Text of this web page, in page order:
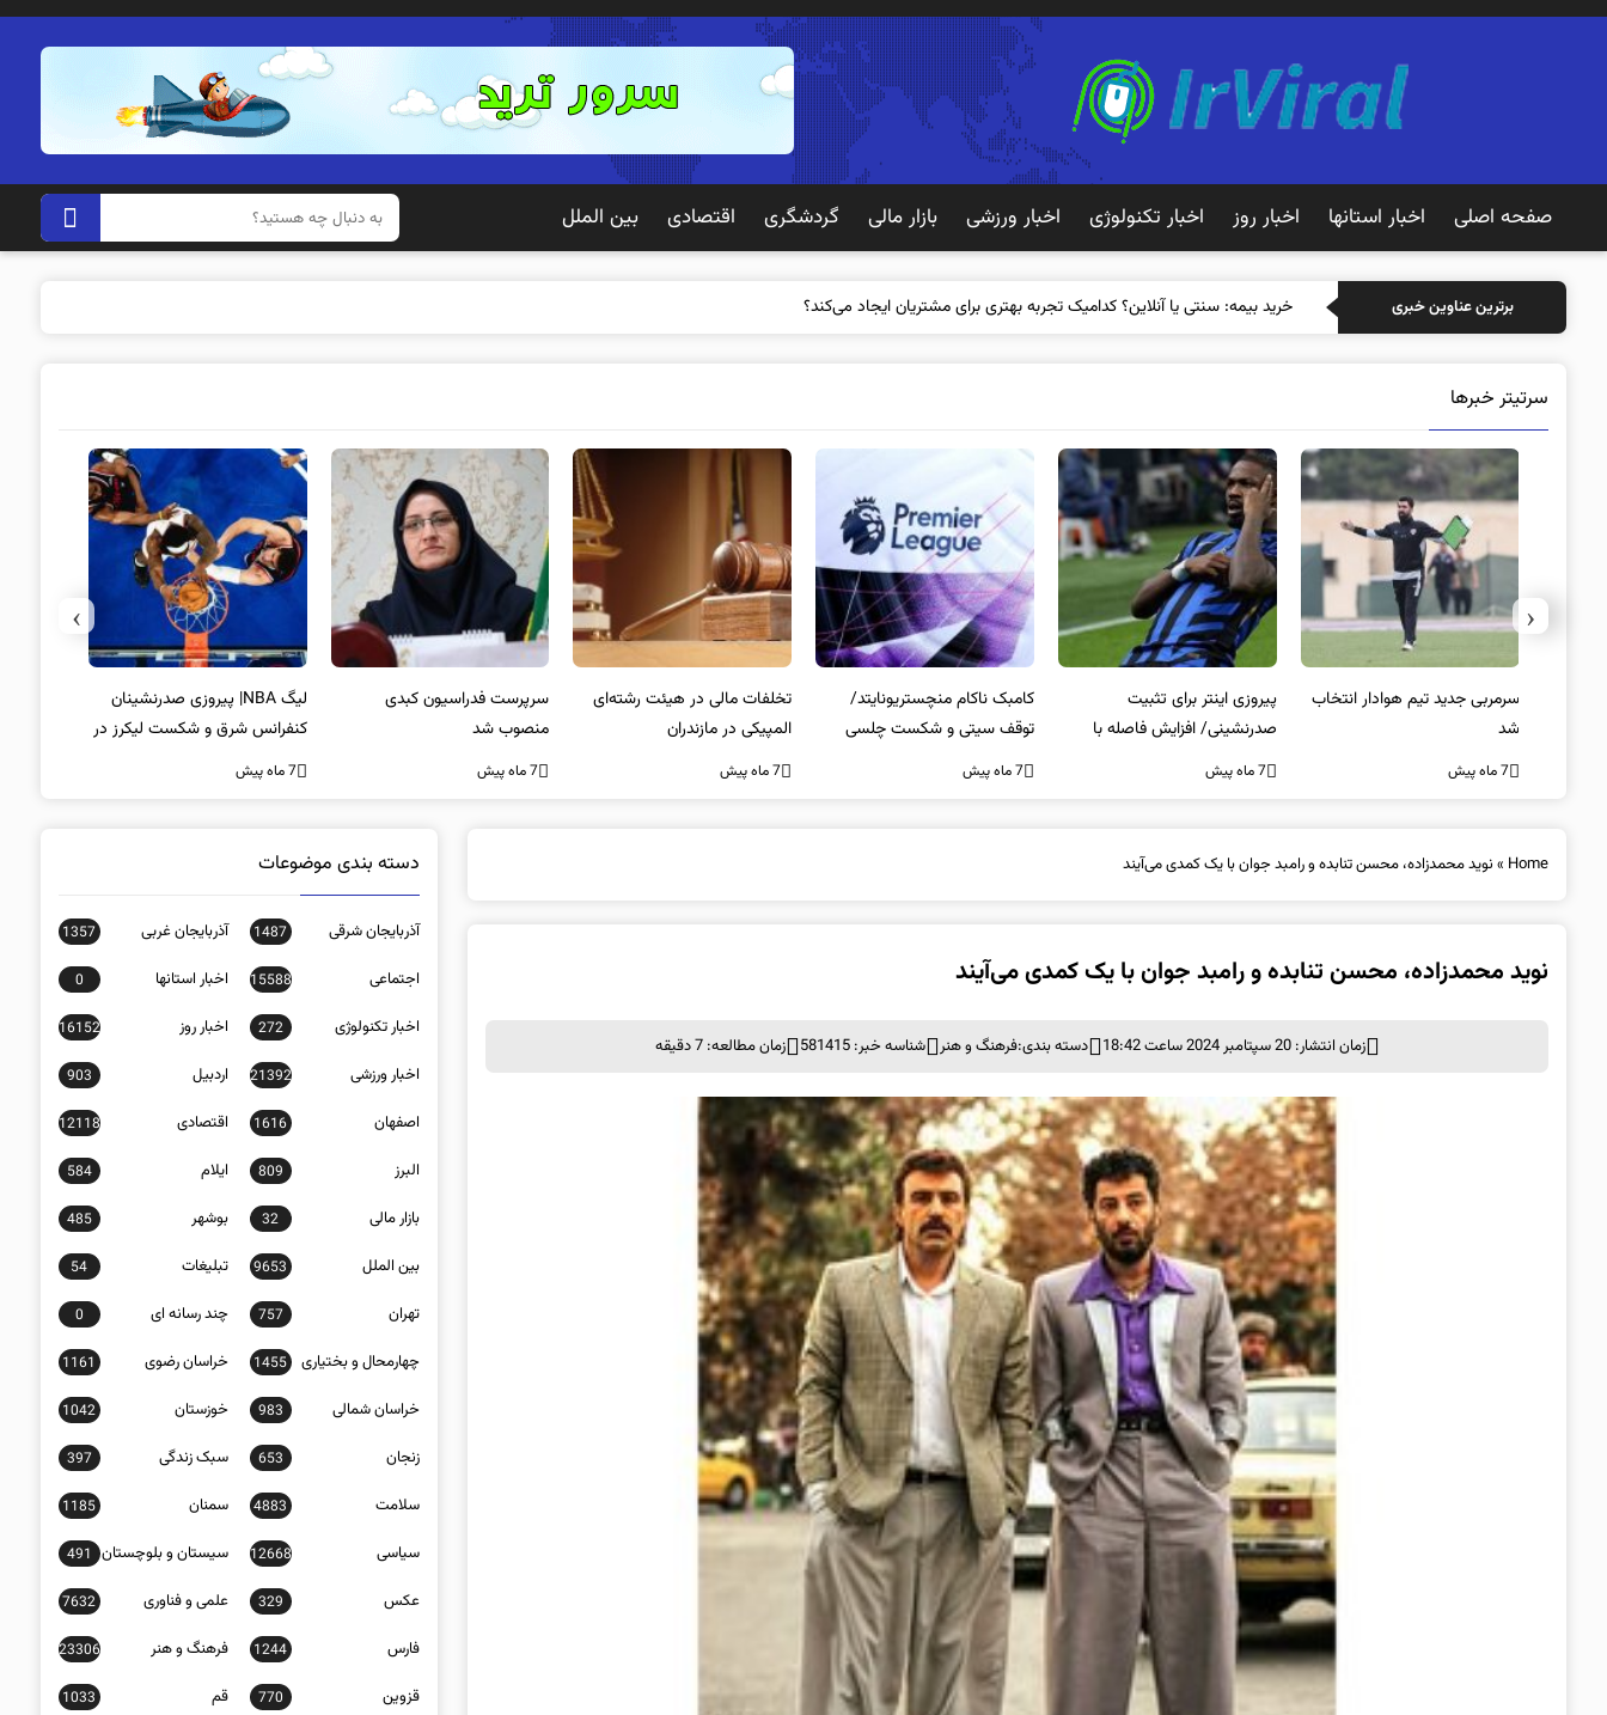
صفحه اصلی اخبار استانها اخبار روز اخبار تکنولوژی اخبار ورزشی بازار مالی گردشگری اقتصادی بین الملل
برترین عناوین خبری خرید بیمه: سنتی
سرتیتر خبرها
سرمربی جدید تیم هوادار انتخاب
شد
7 ماه پیش
پیروزی اینتر برای تثبیت
صدرنشینی/ افزایش فاصله با
ناپولی
7 ماه پیش
کامبک ناکام منچستریونایتد/
توقف سیتی و شکست چلسی
7 ماه پیش
تخلفات مالی در هیئت رشته‌ای
المپیکی در مازندران
7 ماه پیش
سرپرست فدراسیون کبدی
منصوب شد
7 ماه پیش
لیگ NBA| پیروزی صدرنشینان
کنفرانس شرق و شکست لیکرز در
غیاب جیمز
7 ماه پیش
‹
›
Home
» نوید محمدزاده، محسن تنابده و رامبد جوان با یک کمدی می‌آیند
نوید محمدزاده، محسن تنابده و رامبد جوان با یک کمدی می‌آیند
زمان انتشار: 20 سپتامبر 2024 ساعت 18:42 دسته بندی:فرهنگ و هنر شناسه خبر: 581415 زمان مطالعه: 7 دقیقه
دسته بندی موضوعات
آذربایجان شرقی 1487 آذربایجان غربی 1357
اجتماعی 15588 اخبار استانها 0
اخبار تکنولوژی 272 اخبار روز 16152
اخبار ورزشی 21392 اردبیل 903
اصفهان 1616 اقتصادی 12118
البرز 809 ایلام 584
بازار مالی 32 بوشهر 485
بین الملل 9653 تبلیغات 54
تهران 757 چند رسانه ای 0
چهارمحال و بختیاری 1455 خراسان رضوی 1161
خراسان شمالی 983 خوزستان 1042
زنجان 653 سبک زندگی 397
سلامت 4883 سمنان 1185
سیاسی 12668 سیستان و بلوچستان 491
عکس 329 علمی و فناوری 7632
فارس 1244 فرهنگ و هنر 23306
قزوین 770 قم 1033